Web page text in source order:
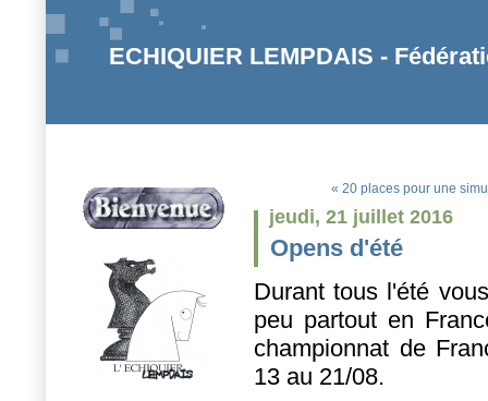
ECHIQUIER LEMPDAIS -
« 20 places pour une
jeudi, 21 juillet 2016
Opens d'été
Durant tous l'été
peu partout en
championnat de
13 au 21/08.